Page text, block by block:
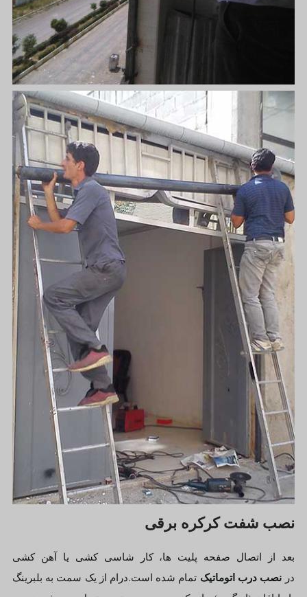
نصب شفت کرکره برقی
بعد از اتصال صفحه پلیت ها، کار شاسی کشی یا آهن کشی
درنصب درب اتوماتیک تمام شده است.درام از یک سمت به بلبرینگ